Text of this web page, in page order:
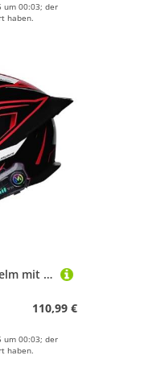
um 00:03; der
haben.
Motorradhelm Klapphelm mit Bluetooth DOTECE Zertifiziert Integralhelm mit Doppelvisier mit Eingebautem Mikrofon für Automatische Reaktion für Erwachsene Frauen Männer E,2XL=63~64cm
110,99 €
um 00:03; der
haben.